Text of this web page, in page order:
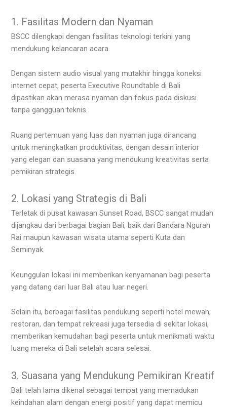
1. Fasilitas Modern dan Nyaman
BSCC dilengkapi dengan fasilitas teknologi terkini yang
mendukung kelancaran acara.
Dengan sistem audio visual yang mutakhir hingga koneksi
internet cepat, peserta Executive Roundtable di Bali
dipastikan akan merasa nyaman dan fokus pada diskusi
tanpa gangguan teknis.
Ruang pertemuan yang luas dan nyaman juga dirancang
untuk meningkatkan produktivitas, dengan desain interior
yang elegan dan suasana yang mendukung kreativitas serta
pemikiran strategis.
2. Lokasi yang Strategis di Bali
Terletak di pusat kawasan Sunset Road, BSCC sangat mudah
dijangkau dari berbagai bagian Bali, baik dari Bandara Ngurah
Rai maupun kawasan wisata utama seperti Kuta dan
Seminyak.
Keunggulan lokasi ini memberikan kenyamanan bagi peserta
yang datang dari luar Bali atau luar negeri.
Selain itu, berbagai fasilitas pendukung seperti hotel mewah,
restoran, dan tempat rekreasi juga tersedia di sekitar lokasi,
memberikan kemudahan bagi peserta untuk menikmati waktu
luang mereka di Bali setelah acara selesai.
3. Suasana yang Mendukung Pemikiran Kreatif
Bali telah lama dikenal sebagai tempat yang memadukan
keindahan alam dengan energi positif yang dapat memicu